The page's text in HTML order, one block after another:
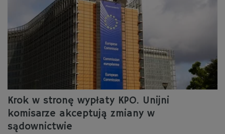
Krok w stronę wypłaty KPO. Unijni
komisarze akceptują zmiany w
sądownictwie